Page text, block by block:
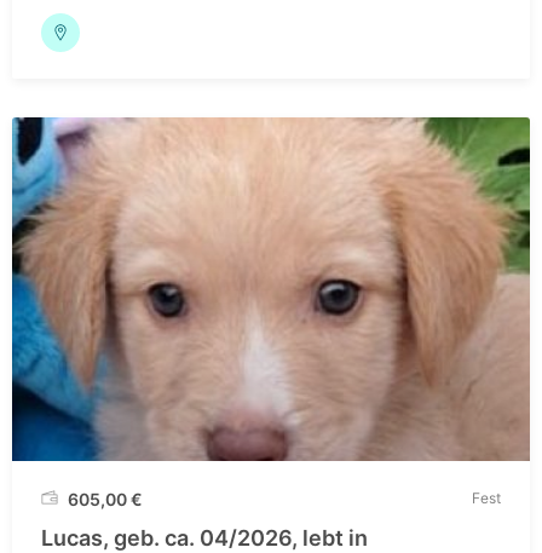
605,00€ Fest
Lucas, geb. ca. 04/2026, lebt in